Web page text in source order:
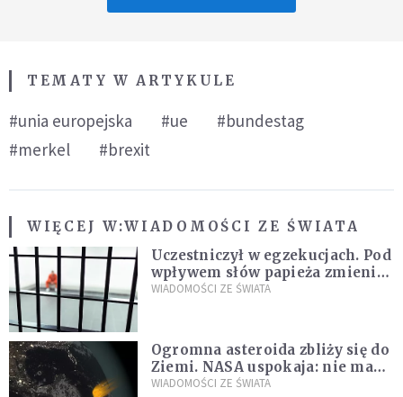
TEMATY W ARTYKULE
#unia europejska #ue
#bundestag
#merkel
#brexit
WIĘCEJ W:WIADOMOŚCI ZE ŚWIATA
Uczestniczył w egzekucjach. Pod
wpływem słów papieża zmienił
zdanie
WIADOMOŚCI ZE ŚWIATA
Ogromna asteroida zbliży się do
Ziemi. NASA uspokaja: nie ma
zagrożenia
WIADOMOŚCI ZE ŚWIATA